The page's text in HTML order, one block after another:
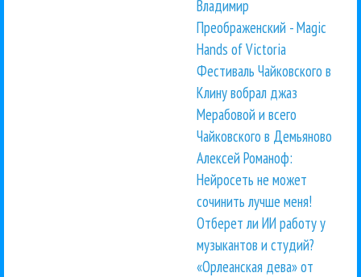
Владимир
Преображенский - Magic
Hands of Victoria
Фестиваль Чайковского в
Клину вобрал джаз
Мерабовой и всего
Чайковского в Демьяново
Алексей Романоф:
Нейросеть не может
сочинить лучше меня!
Отберет ли ИИ работу у
музыкантов и студий?
«Орлеанская дева» от